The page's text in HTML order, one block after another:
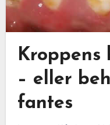
– eller
fantes